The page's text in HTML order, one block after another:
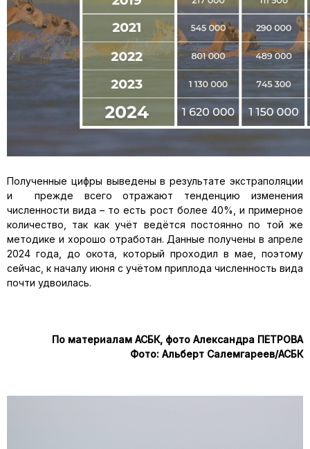
Полученные цифры выведены в результате экстраполяции
и прежде всего отражают тенденцию изменения
численности вида – то есть рост более 40%, и примерное
количество, так как учёт ведётся постоянно по той же
методике и хорошо отработан. Данные получены в апреле
2024 года, до окота, который проходил в мае, поэтому
сейчас, к началу июня с учётом приплода численность вида
почти удвоилась.
По материалам АСБК, фото Александра ПЕТРОВА
Фото: Альберт Салемгареев/АСБК